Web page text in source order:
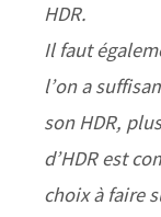
HDR.
Il faut
l’on a
son HDR,
d’HDR est
choix à faire